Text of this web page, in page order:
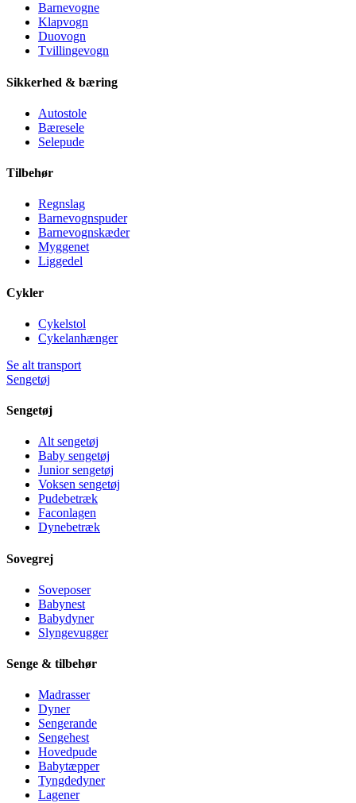
Barnevogne
Klapvogn
Duovogn
Tvillingevogn
Sikkerhed & bæring
Autostole
Bæresele
Selepude
Tilbehør
Regnslag
Barnevognspuder
Barnevognskæder
Myggenet
Liggedel
Cykler
Cykelstol
Cykelanhænger
Se alt transport
Sengetøj
Sengetøj
Alt sengetøj
Baby sengetøj
Junior sengetøj
Voksen sengetøj
Pudebetræk
Faconlagen
Dynebetræk
Sovegrej
Soveposer
Babynest
Babydyner
Slyngevugger
Senge & tilbehør
Madrasser
Dyner
Sengerande
Sengehest
Hovedpude
Babytæpper
Tyngdedyner
Lagener